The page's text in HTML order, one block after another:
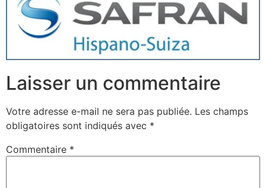
Laisser un commentaire
Votre adresse e-mail ne sera pas publiée. Les champs
obligatoires sont indiqués avec *
Commentaire *